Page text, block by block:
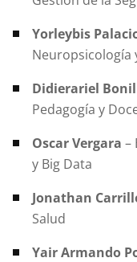
Yorleybis
Neuropsicología
Didierariel
Pedagogía y
Oscar Vergara –
y Big Data
Jonathan
Salud
Yair Armando